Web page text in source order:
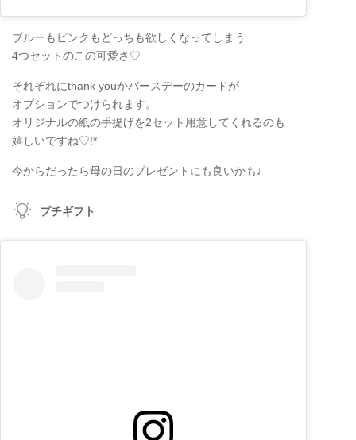
ブルーもピンクもどっちも欲しくなってしまう
4つセットのこの可愛さ♡
それぞれにthank youかバースデーのカードが
オプションでつけられます。
オリジナルの紙の手提げを2セット用意してくれるのも
嬉しいですね♡!*
今からだったら母の日のプレゼントにも良いかも♩
プチギフト